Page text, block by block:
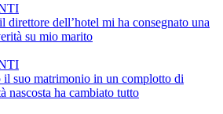
direttore dell’hotel mi ha consegnato una
su mio marito
suo matrimonio in un complotto di
ha cambiato tutto